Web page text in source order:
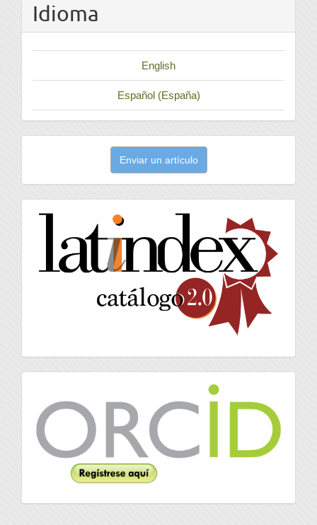
Idioma
English
Español (España)
artículo
Enviar un artículo
latindex